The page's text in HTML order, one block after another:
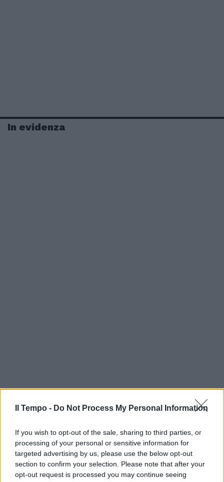
Il Tempo - Do Not Process My Personal Information
If you wish to opt-out of the sale, sharing to third parties, or
processing of your personal or sensitive information for
targeted advertising by us, please use the below opt-out
section to confirm your selection. Please note that after your
opt-out request is processed you may continue seeing
In evidenza